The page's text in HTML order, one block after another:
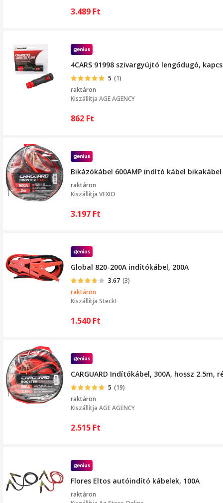
3.489 Ft
4CARS 91998 szivargyújtó lengődugó,
5 (1)
raktáron
Kiszállítja AGE AGENCY
862 Ft
Bikázókábel 600AMP indító kábel
raktáron
Kiszállítja VEXIO
3.197 Ft
Global 820-200A indítókábel, 200A
3.67 (3)
raktáron
Kiszállítja Steck!
1.540 Ft
CARGUARD Indítókábel, 300A, hossz
5 (19)
raktáron
Kiszállítja AGE AGENCY
2.515 Ft
Flores Eltos autóindító kábelek, 100A
raktáron